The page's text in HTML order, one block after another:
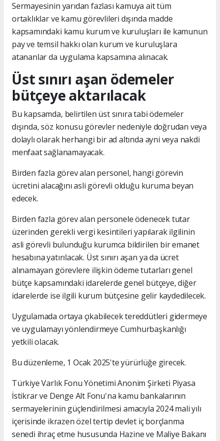
Sermayesinin yarıdan fazlası kamuya ait tüm
ortaklıklar ve kamu görevlileri dışında madde
kapsamındaki kamu kurum ve kuruluşları ile kamunun
pay ve temsil hakkı olan kurum ve kuruluşlara
atananlar da uygulama kapsamına alınacak.
Üst sınırı aşan ödemeler
bütçeye aktarılacak
Bu kapsamda, belirtilen üst sınıra tabi ödemeler
dışında, söz konusu görevler nedeniyle doğrudan veya
dolaylı olarak herhangi bir ad altında ayni veya nakdi
menfaat sağlanamayacak.
Birden fazla görev alan personel, hangi görevin
ücretini alacağını asli görevli olduğu kuruma beyan
edecek.
Birden fazla görev alan personele ödenecek tutar
üzerinden gerekli vergi kesintileri yapılarak ilgilinin
asli görevli bulunduğu kurumca bildirilen bir emanet
hesabına yatırılacak. Üst sınırı aşan ya da ücret
alınamayan görevlere ilişkin ödeme tutarları genel
bütçe kapsamındaki idarelerde genel bütçeye, diğer
idarelerde ise ilgili kurum bütçesine gelir kaydedilecek.
Uygulamada ortaya çıkabilecek tereddütleri gidermeye
ve uygulamayı yönlendirmeye Cumhurbaşkanlığı
yetkili olacak.
Bu düzenleme, 1 Ocak 2025'te yürürlüğe girecek.
Türkiye Varlık Fonu Yönetimi Anonim Şirketi Piyasa
İstikrar ve Denge Alt Fonu'na kamu bankalarının
sermayelerinin güçlendirilmesi amacıyla 2024 mali yılı
içerisinde ikrazen özel tertip devlet iç borçlanma
senedi ihraç etme hususunda Hazine ve Maliye Bakanı